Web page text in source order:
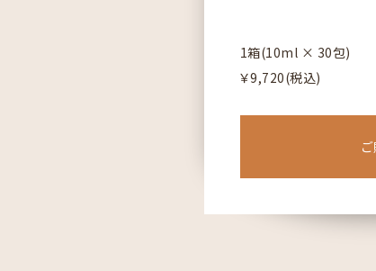
1箱(10ml × 30包)
￥9,720(税込)